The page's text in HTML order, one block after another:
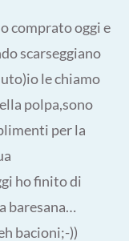
comprato oggi e
scarseggiano
le chiamo
polpa,sono
per la
ho finito di
baresana…
bacioni;-))